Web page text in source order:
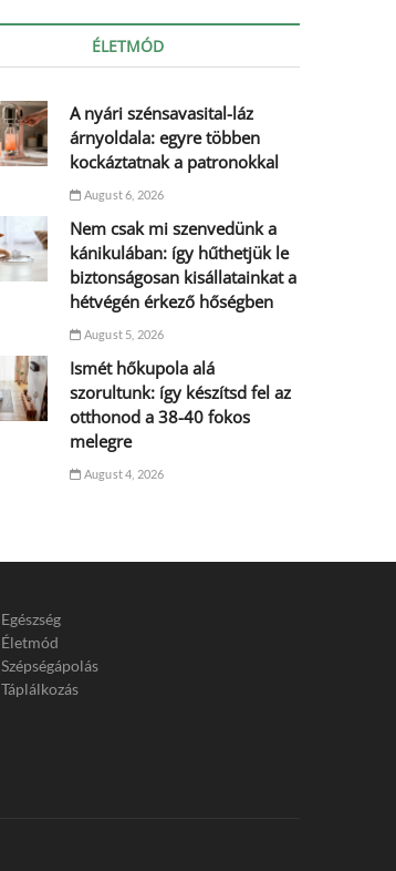
ÉLETMÓD
A nyári szénsavasital-láz
árnyoldala: egyre többen
kockáztatnak a patronokkal
August 6, 2026
Nem csak mi szenvedünk a
kánikulában: így hűthetjük le
biztonságosan kisállatainkat a
hétvégén érkező hőségben
August 5, 2026
Ismét hőkupola alá
szorultunk: így készítsd fel az
otthonod a 38-40 fokos
melegre
August 4, 2026
Egészség
Életmód
Szépségápolás
Táplálkozás